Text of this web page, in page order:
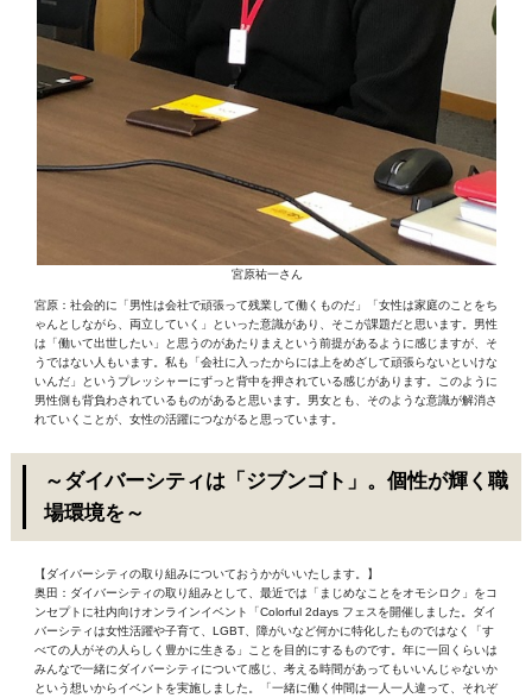
宮原祐一さん
宮原：社会的に「男性は会社で頑張って残業して働くものだ」「女性は家庭のことをち
ゃんとしながら、両立していく」といった意識があり、そこが課題だと思います。男性
は「働いて出世したい」と思うのがあたりまえという前提があるように感じますが、そ
うではない人もいます。私も「会社に入ったからには上をめざして頑張らないといけな
いんだ」というプレッシャーにずっと背中を押されている感じがあります。このように
男性側も背負わされているものがあると思います。男女とも、そのような意識が解消さ
れていくことが、女性の活躍につながると思っています。
～ダイバーシティは「ジブンゴト」。個性が輝く職
場環境を～
【ダイバーシティの取り組みについておうかがいいたします。】
奥田：ダイバーシティの取り組みとして、最近では「まじめなことをオモシロク」をコ
ンセプトに社内向けオンラインイベント「Colorful 2days フェスを開催しました。ダイ
バーシティは女性活躍や子育て、LGBT、障がいなど何かに特化したものではなく「す
べての人がその人らしく豊かに生きる」ことを目的にするものです。年に一回くらいは
みんなで一緒にダイバーシティについて感じ、考える時間があってもいいんじゃないか
という想いからイベントを実施しました。「一緒に働く仲間は一人一人違って、それぞ